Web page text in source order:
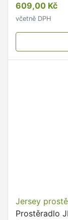
matrace do
609,00 Kč
včetně DPH
Jersey
Prostěradlo